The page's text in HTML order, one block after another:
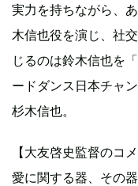
実力を持ちながら、
木信也役を演じ、社
じるのは鈴木信也を
ードダンス日本チャ
杉木信也。
【大友啓史監督のコメ
愛に関する器、その